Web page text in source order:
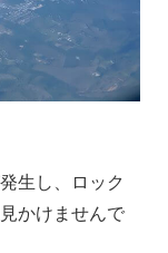
生し、ロック
かけませんで